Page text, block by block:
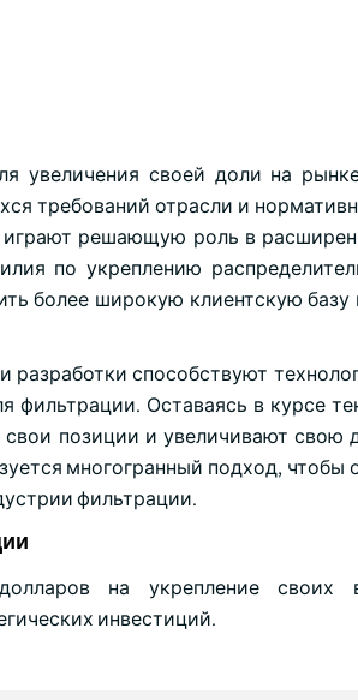
увеличения своей доли на
требований отрасли и
играют решающую роль в
по укреплению
более широкую клиентскую базу
разработки способствуют
Оставаясь в курсе
позиции и увеличивают свою
многогранный подход, чтобы
фильтрации.
на укрепление своих
инвестиций.